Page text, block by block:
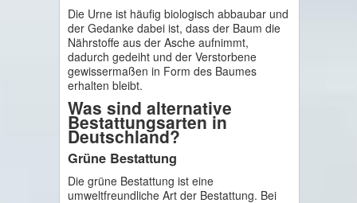
Die Urne ist häufig biologisch abbaubar und
der Gedanke dabei ist, dass der Baum die
Nährstoffe aus der Asche aufnimmt,
dadurch gedeiht und der Verstorbene
gewissermaßen in Form des Baumes
erhalten bleibt.
Was sind alternative
Bestattungsarten in
Deutschland?
Grüne Bestattung
Die grüne Bestattung ist eine
umweltfreundliche Art der Bestattung. Bei